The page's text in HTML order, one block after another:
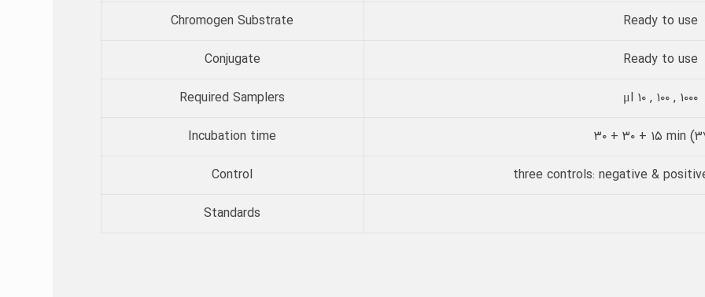
Ready to use
Chromogen Substrate​
Ready to use
Conjugate
۱۰۰۰ , μl ۱۰ , ۱۰۰
Required Samplers​
Incubation time​
three controls: negative &
Control
Standards